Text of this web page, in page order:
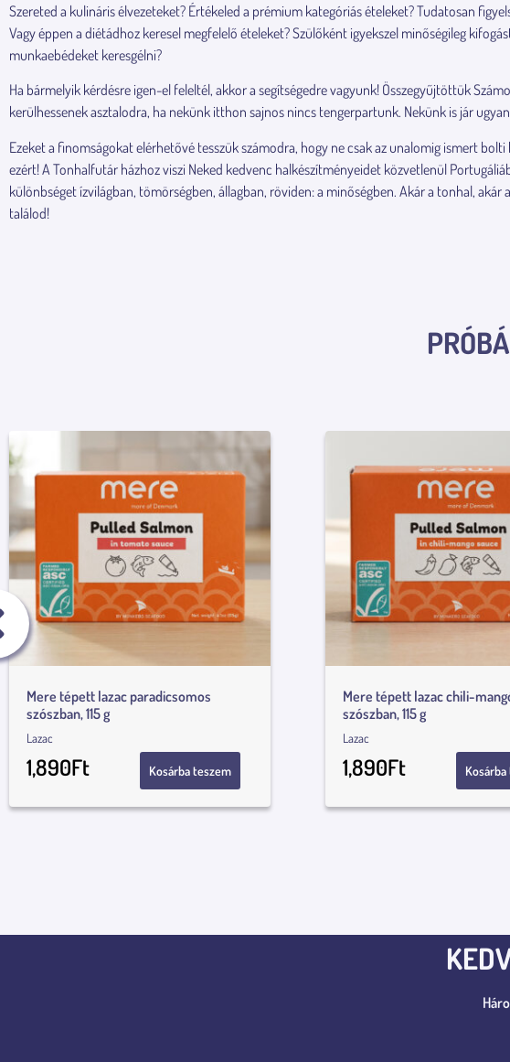
Megnézem
Szereted a kulináris élvezeteket? Értékeled a prémium kategóriás ételeket? Tudatosan
Vagy éppen a diétádhoz keresel megfelelő ételeket? Szülőként igyekszel minőségileg
munkaebédeket keresgélni?
Ha bármelyik kérdésre igen-el feleltél, akkor a segítségedre vagyunk! Összegyűjtöttük
kerülhessenek asztalodra, ha nekünk itthon sajnos nincs tengerpartunk. Nekünk is jár
Ezeket a finomságokat elérhetővé tesszük számodra, hogy ne csak az unalomig ismert
ezért! A Tonhalfutár házhoz viszi Neked kedvenc halkészítményeidet közvetlenül
különbséget ízvilágban, tömörségben, állagban, röviden: a minőségben. Akár a tonhal,
találod!
Mere tépett lazac paradicsomos
szószban, 115 g
Lazac
1,890Ft Kosárba teszem
Mere tépett lazac chili-
szószban, 115 g
Lazac
1,890Ft